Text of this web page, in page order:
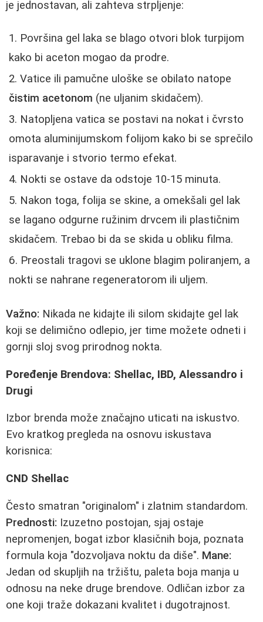
je jednostavan, ali zahteva strpljenje:
Površina gel laka se blago otvori blok turpijom
kako bi aceton mogao da prodre.
Vatice ili pamučne uloške se obilato natope
čistim acetonom (ne uljanim skidačem).
Natopljena vatica se postavi na nokat i čvrsto
omota aluminijumskom folijom kako bi se sprečilo
isparavanje i stvorio termo efekat.
Nokti se ostave da odstoje 10-15 minuta.
Nakon toga, folija se skine, a omekšali gel lak
se lagano odgurne ružinim drvcem ili plastičnim
skidačem. Trebao bi da se skida u obliku filma.
Preostali tragovi se uklone blagim poliranjem, a
nokti se nahrane regeneratorom ili uljem.
Važno: Nikada ne kidajte ili silom skidajte gel lak
koji se delimično odlepio, jer time možete odneti i
gornji sloj svog prirodnog nokta.
Poređenje Brendova: Shellac, IBD, Alessandro i
Drugi
Izbor brenda može značajno uticati na iskustvo.
Evo kratkog pregleda na osnovu iskustava
korisnica:
CND Shellac
Često smatran "originalom" i zlatnim standardom.
Prednosti: Izuzetno postojan, sjaj ostaje
nepromenjen, bogat izbor klasičnih boja, poznata
formula koja "dozvoljava noktu da diše". Mane:
Jedan od skupljih na tržištu, paleta boja manja u
odnosu na neke druge brendove. Odličan izbor za
one koji traže dokazani kvalitet i dugotrajnost.